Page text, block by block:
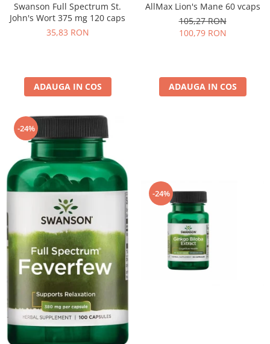
Swanson Full Spectrum St.
John's Wort 375 mg 120 caps
35,83 RON
ADAUGA IN COS
AllMax Lion's Mane 60 vcaps
105,27 RON
100,79 RON
ADAUGA IN COS
-24%
-24%